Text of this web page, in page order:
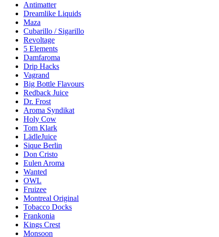
Antimatter
Dreamlike Liquids
Maza
Cubarillo / Sigarillo
Revoltage
5 Elements
Damfaroma
Drip Hacks
Vagrand
Big Bottle Flavours
Redback Juice
Dr. Frost
Aroma Syndikat
Holy Cow
Tom Klark
LädleJuice
Sique Berlin
Don Cristo
Eulen Aroma
Wanted
OWL
Fruizee
Montreal Original
Tobacco Docks
Frankonia
Kings Crest
Monsoon